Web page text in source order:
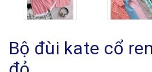
Bộ đùi kate cổ